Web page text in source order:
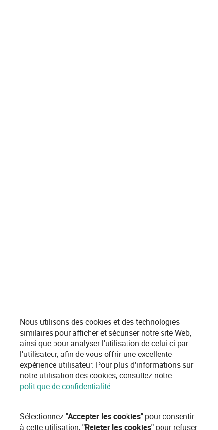
Nous utilisons des cookies et des technologies
similaires pour afficher et sécuriser notre site Web,
ainsi que pour analyser l'utilisation de celui-ci par
l'utilisateur, afin de vous offrir une excellente
expérience utilisateur. Pour plus d'informations sur
notre utilisation des cookies, consultez notre
politique de confidentialité
Sélectionnez"Accepter les cookies" pour consentir
à cette utilisation,"Rejeter les cookies" pour refuser